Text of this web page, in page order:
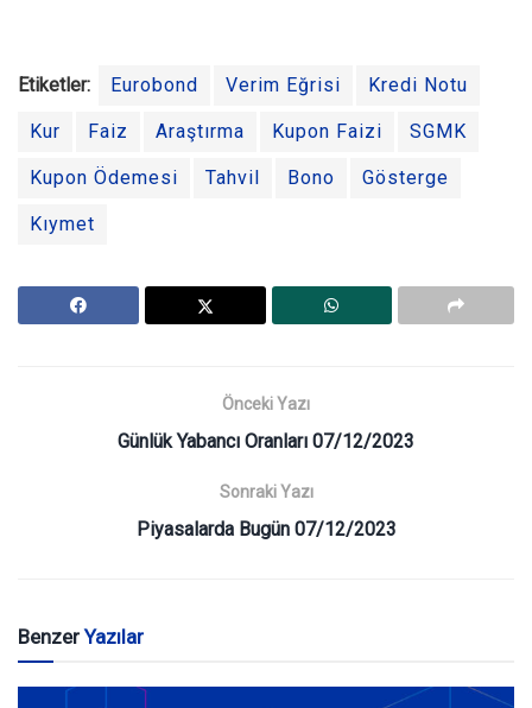
Etiketler: Eurobond Verim Eğrisi Kredi Notu
Kur Faiz Araştırma Kupon Faizi SGMK
Kupon Ödemesi Tahvil Bono Gösterge
Kıymet
Önceki Yazı
Günlük Yabancı Oranları 07/12/2023
Sonraki Yazı
Piyasalarda Bugün 07/12/2023
BenzerYazılar